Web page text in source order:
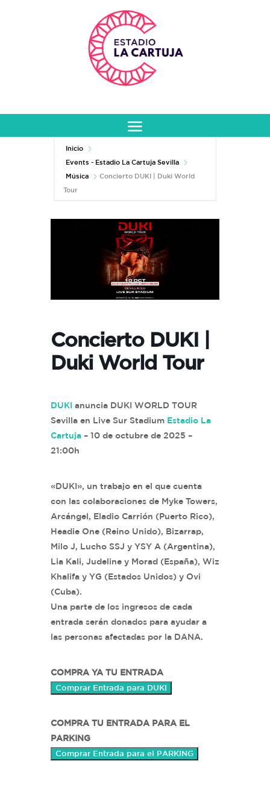
Inicio
Events - Estadio La Cartuja Sevilla
Música
Concierto DUKI | Duki World
Tour
Concierto DUKI |
Duki World Tour
DUKI anuncia DUKI WORLD TOUR
Sevilla en Live Sur Stadium Estadio La
Cartuja – 10 de octubre de 2025 –
21:00h
«DUKI», un trabajo en el que cuenta
con las colaboraciones de Myke Towers,
Arcángel, Eladio Carrión (Puerto Rico),
Headie One (Reino Unido), Bizarrap,
Milo J, Lucho SSJ y YSY A (Argentina),
Lia Kali, Judeline y Morad (España), Wiz
Khalifa y YG (Estados Unidos) y Ovi
(Cuba).
Una parte de los ingresos de cada
entrada serán donados para ayudar a
las personas afectadas por la DANA.
COMPRA YA TU ENTRADA
Comprar Entrada para DUKI
COMPRA TU ENTRADA PARA EL
PARKING
Comprar Entrada para el PARKING